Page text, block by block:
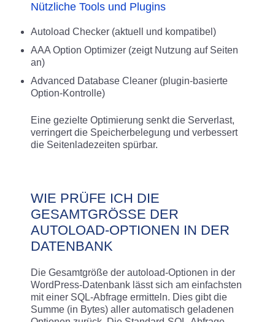
Nützliche Tools und Plugins
Autoload Checker (aktuell und kompatibel)​
AAA Option Optimizer (zeigt Nutzung auf Seiten
an)
Advanced Database Cleaner (plugin-basierte
Option-Kontrolle)​
Eine gezielte Optimierung senkt die Serverlast,
verringert die Speicherbelegung und verbessert
die Seitenladezeiten spürbar.
WIE PRÜFE ICH DIE
GESAMTGRÖSSE DER A
UTOLOAD-OPTIONEN IN DER D
ATENBANK
Die Gesamtgröße der autoload-Optionen in der
WordPress-Datenbank lässt sich am einfachsten
mit einer SQL-Abfrage ermitteln. Dies gibt die
Summe (in Bytes) aller automatisch geladenen